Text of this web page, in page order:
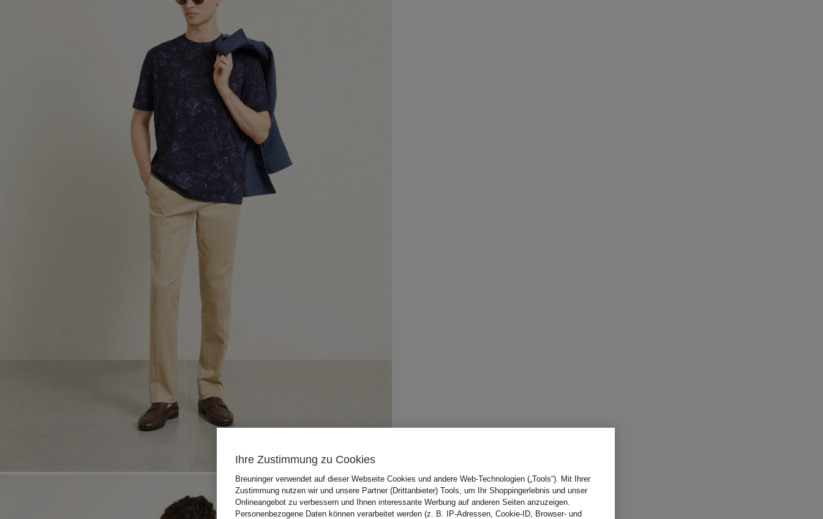
Ihre Zustimmung zu Cookies
Breuninger verwendet auf dieser Webseite Cookies und andere Web-Technologien („Tools“). Mit Ihrer
Zustimmung nutzen wir und unsere Partner (Drittanbieter) Tools, um Ihr Shoppingerlebnis und unser
Onlineangebot zu verbessern und Ihnen interessante Werbung auf anderen Seiten anzuzeigen.
Personenbezogene Daten können verarbeitet werden (z. B. IP-Adressen, Cookie-ID, Browser- und